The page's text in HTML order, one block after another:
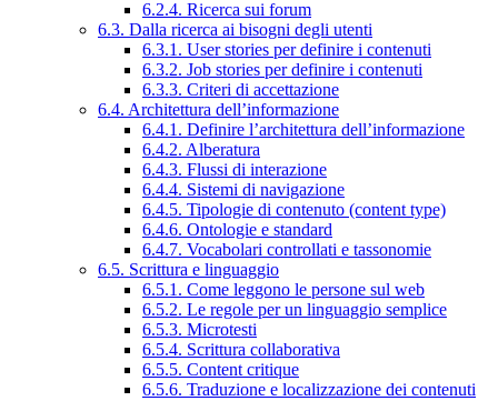
6.2.4. Ricerca sui forum
6.3. Dalla ricerca ai bisogni degli utenti
6.3.1. User stories per definire i contenuti
6.3.2. Job stories per definire i contenuti
6.3.3. Criteri di accettazione
6.4. Architettura dell’informazione
6.4.1. Definire l’architettura dell’informazione
6.4.2. Alberatura
6.4.3. Flussi di interazione
6.4.4. Sistemi di navigazione
6.4.5. Tipologie di contenuto (content type)
6.4.6. Ontologie e standard
6.4.7. Vocabolari controllati e tassonomie
6.5. Scrittura e linguaggio
6.5.1. Come leggono le persone sul web
6.5.2. Le regole per un linguaggio semplice
6.5.3. Microtesti
6.5.4. Scrittura collaborativa
6.5.5. Content critique
6.5.6. Traduzione e localizzazione dei contenuti